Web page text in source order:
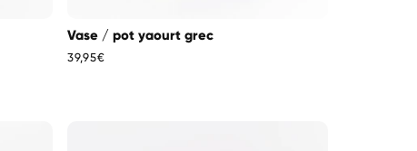
Vase / pot yaourt grec
Prix
39,95€